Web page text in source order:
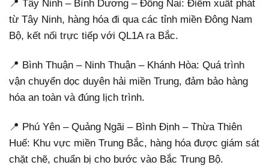
📍 Tây Ninh – Bình Dương – Đồng Nai: Điểm xuất phát
từ Tây Ninh, hàng hóa đi qua các tỉnh miền Đông Nam
Bộ, kết nối trực tiếp với QL1A ra Bắc.
📍 Bình Thuận – Ninh Thuận – Khánh Hòa: Quá trình
vận chuyển dọc duyên hải miền Trung, đảm bảo hàng
hóa an toàn và đúng lịch trình.
📍 Phú Yên – Quảng Ngãi – Bình Định – Thừa Thiên
Huế: Khu vực miền Trung Bắc, hàng hóa được giám sát
chặt chẽ, chuẩn bị cho bước vào Bắc Trung Bộ.